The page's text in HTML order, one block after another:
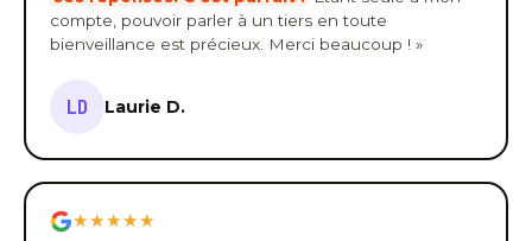
compte, pouvoir parler à un tiers en toute
bienveillance est précieux. Merci beaucoup ! »
LD Laurie D.
★★★★★